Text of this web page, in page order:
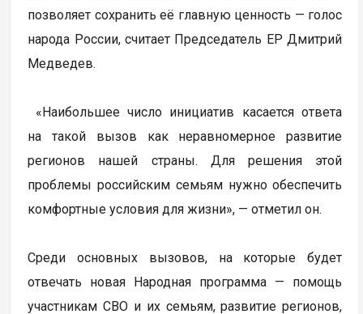
позволяет сохранить её главную ценность — голос
народа России, считает Председатель ЕР Дмитрий
Медведев.
«Наибольшее число инициатив касается ответа
на такой вызов как неравномерное развитие
регионов нашей страны. Для решения этой
проблемы российским семьям нужно обеспечить
комфортные условия для жизни», — отметил он.
Среди основных вызовов, на которые будет
отвечать новая Народная программа — помощь
участникам СВО и их семьям, развитие регионов,